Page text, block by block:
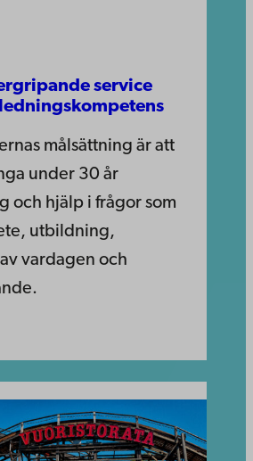
service
målsättning är att
under 30 år
och hjälp i frågor som
utbildning,
vardagen och